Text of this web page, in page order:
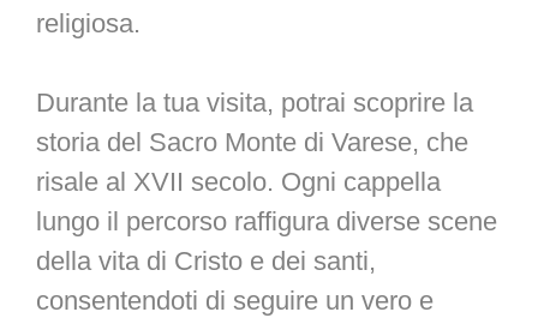
religiosa.
Durante la tua visita, potrai scoprire la
storia del Sacro Monte di Varese, che
risale al XVII secolo. Ogni cappella
lungo il percorso raffigura diverse scene
della vita di Cristo e dei santi,
consentendoti di seguire un vero e